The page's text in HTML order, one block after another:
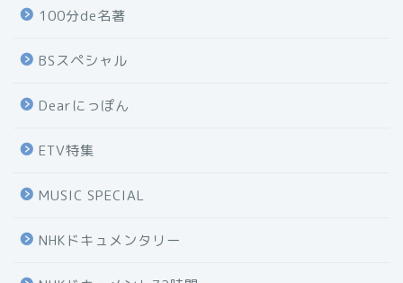
100分de名著
BSスペシャル
Dearにっぽん
ETV特集
MUSIC SPECIAL
NHKドキュメンタリー